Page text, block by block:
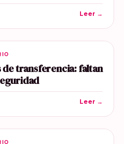
Leer →
transferencia: faltan
Leer →